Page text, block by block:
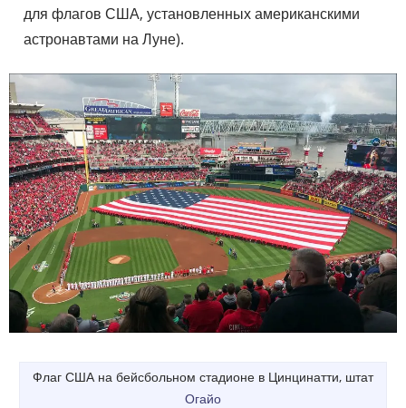
для флагов США, установленных американскими
астронавтами на Луне).
Флаг США на бейсбольном стадионе в Цинцинатти, штат
Огайо